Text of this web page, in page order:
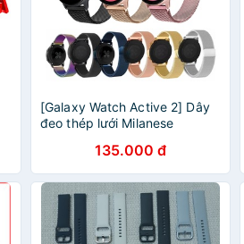
[Galaxy Watch Active 2] Dây
đeo thép lưới Milanese
135.000 đ